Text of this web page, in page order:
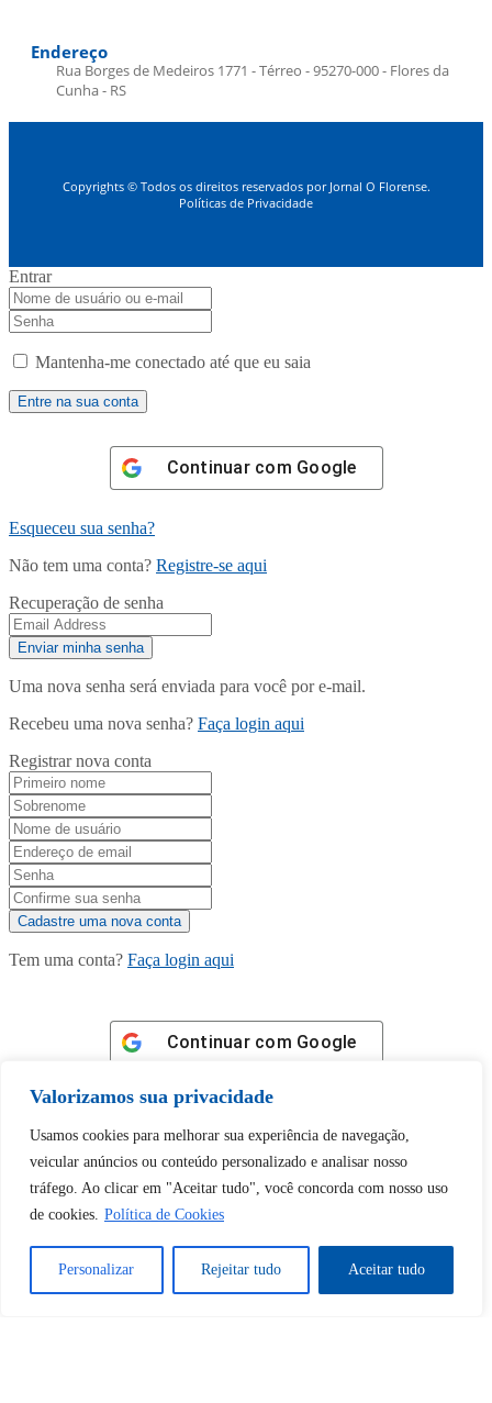
Valorizamos sua privacidade
Usamos cookies para melhorar sua experiência de navegação,
veicular anúncios ou conteúdo personalizado e analisar nosso
tráfego. Ao clicar em "Aceitar tudo", você concorda com nosso uso
de cookies. Política de Cookies
Personalizar Rejeitar tudo Aceitar tudo
Endereço
Rua Borges de Medeiros 1771 - Térreo - 95270-000 - Flores da
Cunha - RS
Copyrights © Todos os direitos reservados por Jornal O Florense.
Políticas de Privacidade
Entrar
Mantenha-me conectado até que eu saia
Continuar com Google
Esqueceu sua senha?
Não tem uma conta? Registre-se aqui
Recuperação de senha
Uma nova senha será enviada para você por e-mail.
Recebeu uma nova senha? Faça login aqui
Registrar nova conta
Tem uma conta? Faça login aqui
Continuar com Google
Tem certeza de que deseja
desbloquear esta publicação?
Desbloquear esquerda : 0